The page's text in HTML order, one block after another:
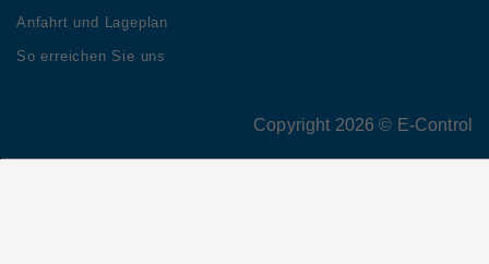
Anfahrt und Lageplan
So erreichen Sie uns
Copyright 2026 © E-Control